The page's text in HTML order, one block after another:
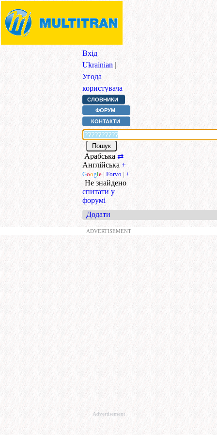
Вхід |
Ukrainian |
Угода
користувача
СЛОВНИКИ
ФОРУМ
КОНТАКТИ
Арабська ⇄
Англійська +
Google | Forvo | +
Не знайдено
спитати у
форумі
Додати
ADVERTISEMENT
Advertisement